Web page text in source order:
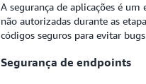
A segurança de aplicações é
não autorizadas durante as
códigos seguros para evitar
Segurança de endpoints